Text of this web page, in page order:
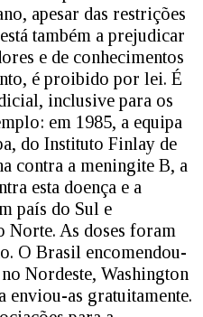
apesar das restrições
também a prejudicar
e de conhecimentos
é proibido por lei. É
inclusive para os
em 1985, a equipa
do Instituto Finlay de
contra a meningite B, a
esta doença e a
país do Sul e
Norte. As doses foram
O Brasil encomendou-
Nordeste, Washington
enviou-as gratuitamente.